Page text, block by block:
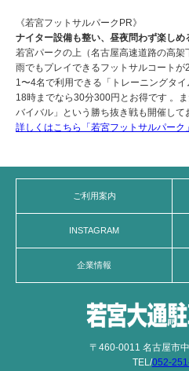
《若宮フットサルパークPR》
ナイター設備も整い、昼夜問わず楽しめ
若宮パークの上（名古屋高速道路の高
雨でもプレイできるフットサルコート
1〜4名で利用できる「トレーニングタ
18時までなら30分300円とお得です 。
バイバル」という勝ち抜き戦も開催して
詳しくはこちら「若宮フットサルパーク」
ご利用案内
INSTAGRAM
企業情報
〒460-0011 名古屋市
TEL/052-